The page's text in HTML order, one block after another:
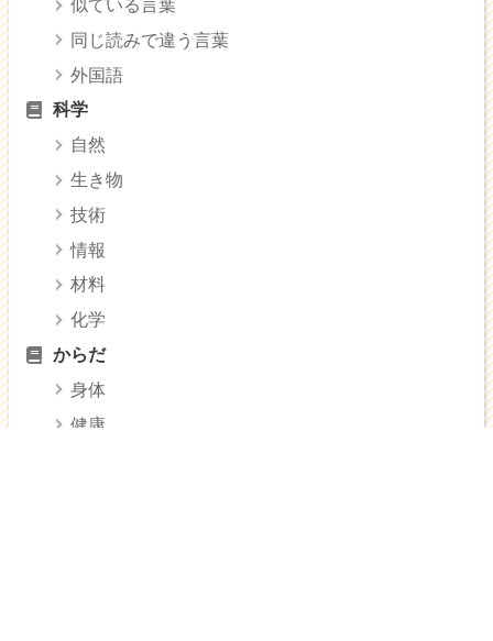
似ている言葉
同じ読みで違う言葉
外国語
科学
自然
生き物
技術
情報
材料
化学
からだ
身体
健康